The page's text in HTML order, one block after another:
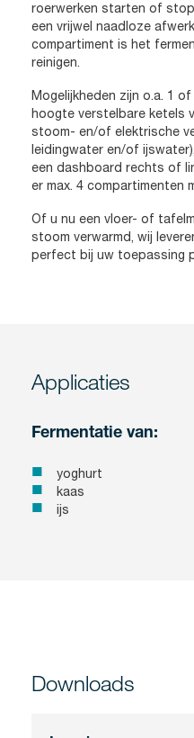
roerwerken starten of
een vrijwel naadloze
compartiment is het
reinigen.
Mogelijkheden zijn o.a. 1
hoogte verstelbare ketels
stoom- en/of elektrische
leidingwater en/of
een dashboard rechts of
er max. 4 compartimenten
Of u nu een vloer- of
stoom verwarmd, wij
perfect bij uw toepassing
Applicaties
Fermentatie van:
yoghurt
kaas
ijs
Downloads